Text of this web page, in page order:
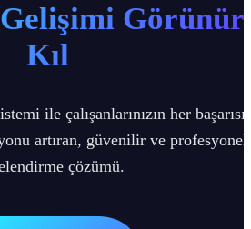
Görünür
Kıl
ile çalışanlarınızın her
artıran, güvenilir ve profesyonel
çözümü.